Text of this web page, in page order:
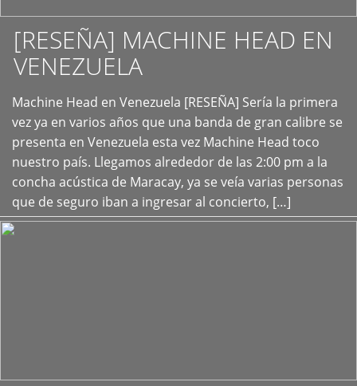
[RESEÑA] MACHINE HEAD EN
VENEZUELA
Machine Head en Venezuela [RESEÑA] Sería la primera
vez ya en varios años que una banda de gran calibre se
presenta en Venezuela esta vez Machine Head toco
nuestro país. Llegamos alrededor de las 2:00 pm a la
concha acústica de Maracay, ya se veía varias personas
que de seguro iban a ingresar al concierto, […]
+